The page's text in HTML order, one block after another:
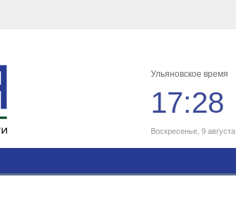
Ульяновское время
17:28
Воскресенье, 9 августа